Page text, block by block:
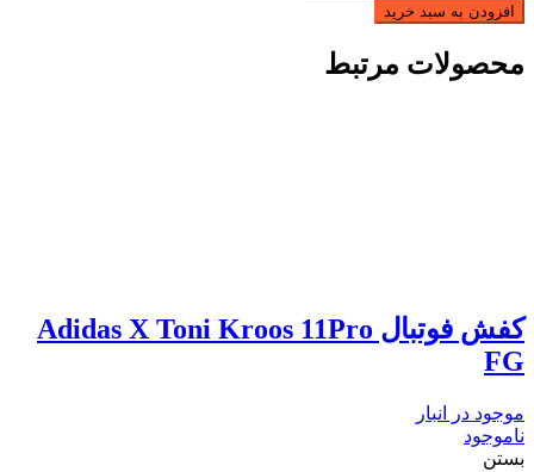
افزودن به سبد خرید
محصولات مرتبط
کفش فوتبال Adidas X Toni Kroos 11Pro
FG
موجود در انبار
ناموجود
بستن